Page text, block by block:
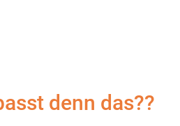
denn das??